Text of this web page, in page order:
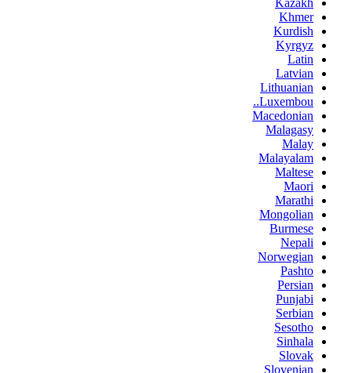
Kazakh
Khmer
Kurdish
Kyrgyz
Latin
Latvian
Lithuanian
Luxembou..
Macedonian
Malagasy
Malay
Malayalam
Maltese
Maori
Marathi
Mongolian
Burmese
Nepali
Norwegian
Pashto
Persian
Punjabi
Serbian
Sesotho
Sinhala
Slovak
Slovenian